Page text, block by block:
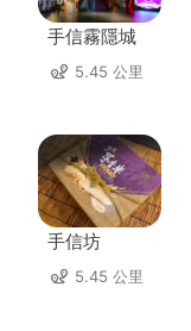
手信霧隱城
5.45 公里
手信坊
5.45 公里